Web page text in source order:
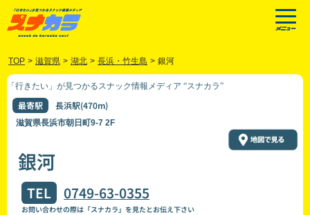
TOP > 滋賀県 > 湖北 > 長浜・竹生島 > 銀河
「行きたい」が見つかるスナック情報メディア “スナカラ”
最寄駅 長浜駅(470m)
滋賀県長浜市朝日町9-7 2F
銀河
TEL 0749-63-0355
お問い合わせの際は「スナカラ」を見たとお伝え下さい